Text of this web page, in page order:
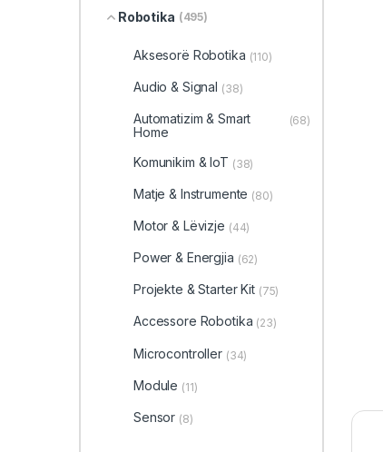
Robotika (495)
Aksesorë Robotika (110)
Audio & Signal (38)
Automatizim & Smart
Home
(68)
Komunikim & IoT (38)
Matje & Instrumente (80)
Motor & Lëvizje (44)
Power & Energjia (62)
Projekte & Starter Kit (75)
Accessore Robotika (23)
Microcontroller (34)
Module (11)
Sensor (8)